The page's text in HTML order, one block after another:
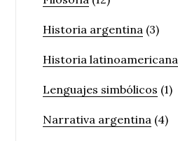
Historia argentina (3)
Historia latinoamericana
Lenguajes simbólicos (1)
Narrativa argentina (4)